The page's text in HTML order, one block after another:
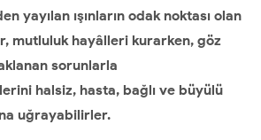
yayılan ışınların odak noktası olan
mutluluk hayâlleri kurarken, göz
sorunlarla
halsiz, hasta, bağlı ve büyülü
uğrayabilirler.